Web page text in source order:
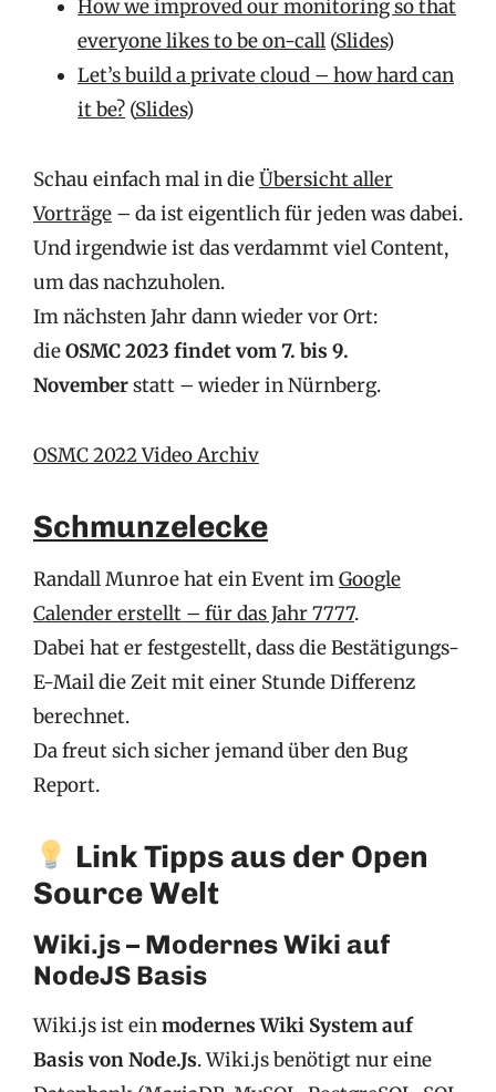
How we improved our monitoring so that
everyone likes to be on-call (Slides)
Let’s build a private cloud – how hard can
it be? (Slides)
Schau einfach mal in dieÜbersicht aller
Vorträge – da ist eigentlich für jeden was dabei.
Und irgendwie ist das verdammt viel Content,
um das nachzuholen.
Im nächsten Jahr dann wieder vor Ort:
dieOSMC 2023 findet vom 7. bis 9.
Novemberstatt – wieder in Nürnberg.
OSMC 2022 Video Archiv
Schmunzelecke
Randall Munroe hat ein Event imGoogle
Calender erstellt – für das Jahr 7777.
Dabei hat er festgestellt, dass die Bestätigungs-
E-Mail die Zeit mit einer Stunde Differenz
berechnet.
Da freut sich sicher jemand über den Bug
Report.
Link Tipps aus der Open
Source Welt
Wiki.js – Modernes Wiki auf
NodeJS Basis
Wiki.js ist einmodernes Wiki System auf
Basis von Node.Js. Wiki.js benötigt nur eine